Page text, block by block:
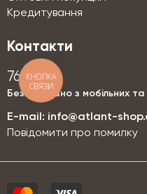
Кредитування
Контакти
76-76
Безкоштовно з мобільних
E-mail: info@atlant-
Повідомити про помилку
КНОПКА
СВЯЗИ